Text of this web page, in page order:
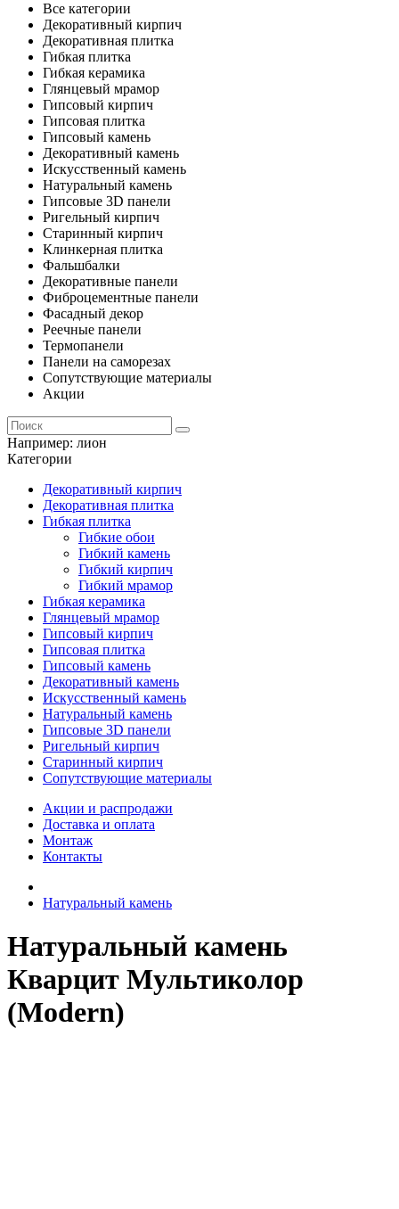
Все категории
Декоративный кирпич
Декоративная плитка
Гибкая плитка
Гибкая керамика
Глянцевый мрамор
Гипсовый кирпич
Гипсовая плитка
Гипсовый камень
Декоративный камень
Искусственный камень
Натуральный камень
Гипсовые 3D панели
Ригельный кирпич
Старинный кирпич
Клинкерная плитка
Фальшбалки
Декоративные панели
Фиброцементные панели
Фасадный декор
Реечные панели
Термопанели
Панели на саморезах
Сопутствующие материалы
Акции
Например: лион
Категории
Декоративный кирпич
Декоративная плитка
Гибкая плитка
Гибкие обои
Гибкий камень
Гибкий кирпич
Гибкий мрамор
Гибкая керамика
Глянцевый мрамор
Гипсовый кирпич
Гипсовая плитка
Гипсовый камень
Декоративный камень
Искусственный камень
Натуральный камень
Гипсовые 3D панели
Ригельный кирпич
Старинный кирпич
Сопутствующие материалы
Акции и распродажи
Доставка и оплата
Монтаж
Контакты
Натуральный камень
Натуральный камень
Кварцит Мультиколор
(Modern)